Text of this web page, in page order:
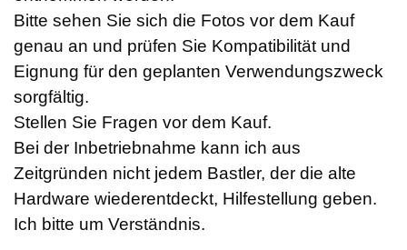
Bitte sehen Sie sich die Fotos vor dem Kauf
genau an und prüfen Sie Kompatibilität und
Eignung für den geplanten Verwendungszweck
sorgfältig.
Stellen Sie Fragen vor dem Kauf.
Bei der Inbetriebnahme kann ich aus
Zeitgründen nicht jedem Bastler, der die alte
Hardware wiederentdeckt, Hilfestellung geben.
Ich bitte um Verständnis.